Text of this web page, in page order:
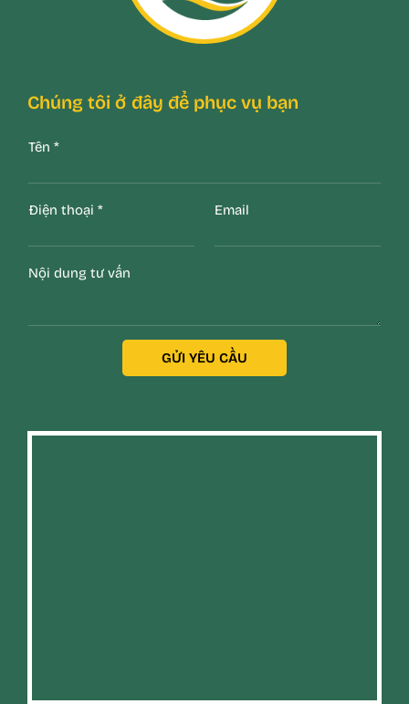
Chúng tôi ở đây để phục vụ bạn
Tên *
Điện thoại * Email
Nội dung tư vấn
GỬI YÊU CẦU